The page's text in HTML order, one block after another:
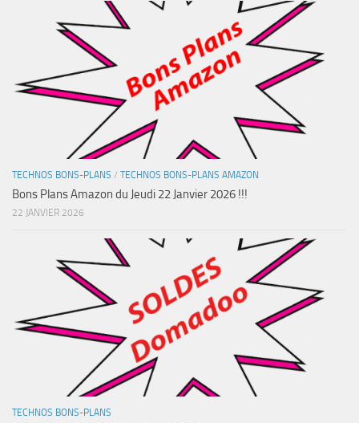
TECHNOS BONS-PLANS / TECHNOS BONS-PLANS AMAZON
Bons Plans Amazon du Jeudi 22 Janvier 2026 !!!
22 JANVIER 2026
TECHNOS BONS-PLANS